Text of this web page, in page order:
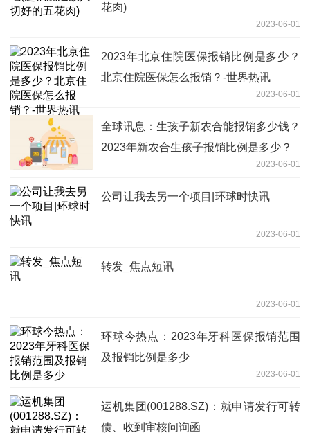
花肉)
2023-06-01
2023年北京住院医保报销比例是多少？
北京住院医保怎么报销？-世界热讯
2023-06-01
全球讯息：生孩子新农合能报销多少钱？
2023年新农合生孩子报销比例是多少？
2023-06-01
公司让我去另一个项目|环球时快讯
2023-06-01
转发_焦点短讯
2023-06-01
环球今热点：2023年牙科医保报销范围
及报销比例是多少
2023-06-01
运机集团(001288.SZ)：就申请发行可转
债、收到审核问询函